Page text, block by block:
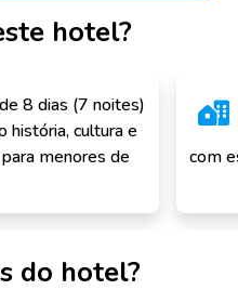
hotel?
8 dias (7 noites)
história, cultura e
menores de
com
do hotel?